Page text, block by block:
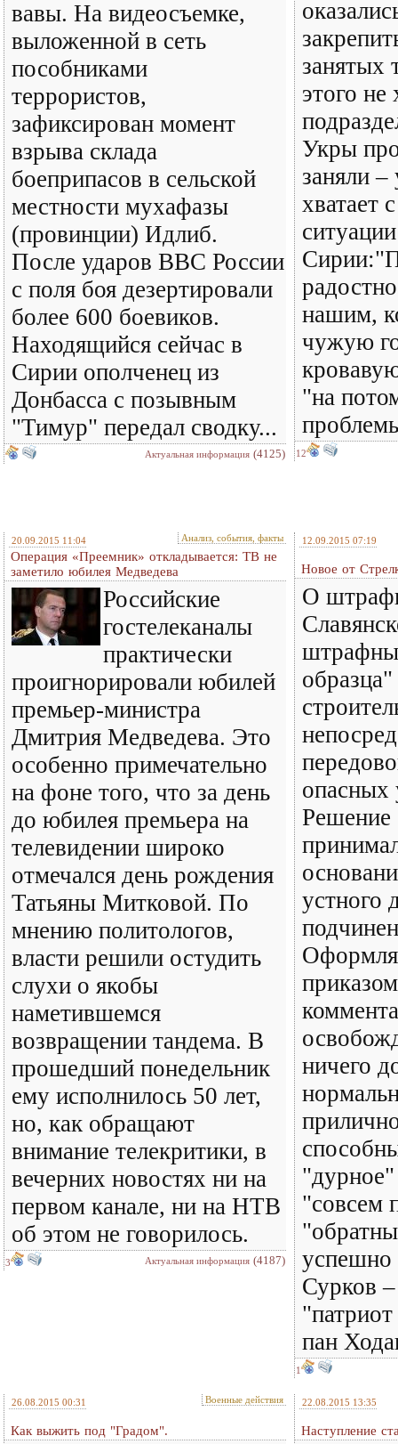
вавы. На видеосъемке,
выложенной в сеть
пособниками
террористов,
зафиксирован момент
взрыва склада
боеприпасов в сельской
местности мухафазы
(провинции) Идлиб.
После ударов ВВС России
с поля боя дезертировали
более 600 боевиков.
Находящийся сейчас в
Сирии ополченец из
Донбасса с позывным
"Тимур" передал сводку...
Актуальная информация (4125)
занятых
этого не
Укры
заняли –
хватает
нашим,
чужую
"на
12
20.09.2015 11:04 Анализ, события, факты
Операция «Преемник» откладывается: ТВ не
заметило юбилея Медведева
Российские
гостелеканалы
практически
проигнорировали юбилей
премьер-министра
Дмитрия Медведева. Это
особенно примечательно
на фоне того, что за день
до юбилея премьера на
телевидении широко
отмечался день рождения
Татьяны Митковой. По
мнению политологов,
власти решили остудить
слухи о якобы
наметившемся
возвращении тандема. В
прошедший понедельник
ему исполнилось 50 лет,
но, как обращают
внимание телекритики, в
вечерних новостях ни на
первом канале, ни на НТВ
об этом не говорилось.
3 Актуальная информация (4187)
12.09.2015 07:19
Новое от
О
опасных
Решение
устного
ничего
"совсем
успешно
Сурков
пан
1
26.08.2015 00:31 Военные действия
Как выжить пoд "Градом".
22.08.2015 13:35
Наступление